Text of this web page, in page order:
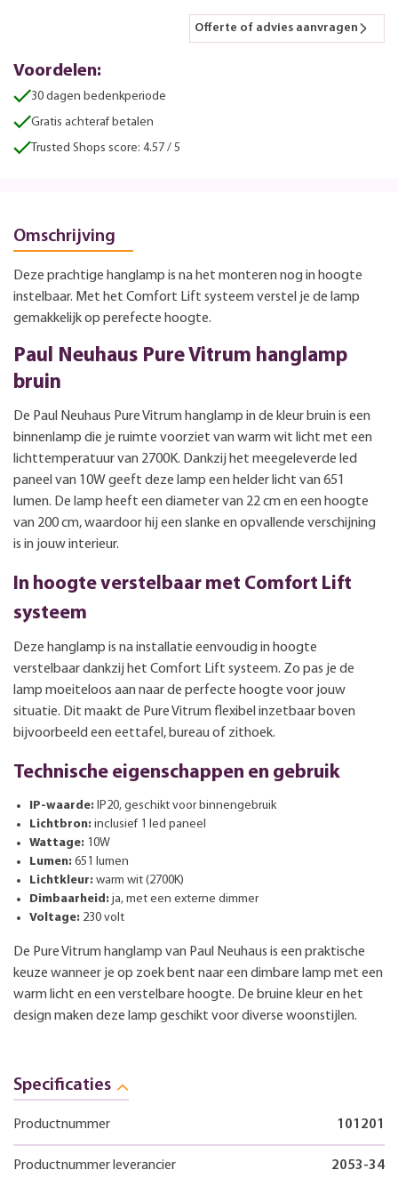
Offerte of advies aanvragen
Voordelen:
30 dagen bedenkperiode
Gratis achteraf betalen
Trusted Shops score: 4.57 / 5
Omschrijving
Deze prachtige hanglamp is na het monteren nog in hoogte
instelbaar. Met het Comfort Lift systeem verstel je de lamp
gemakkelijk op perefecte hoogte.
Paul Neuhaus Pure Vitrum hanglamp
bruin
De Paul Neuhaus Pure Vitrum hanglamp in de kleur bruin is een
binnenlamp die je ruimte voorziet van warm wit licht met een
lichttemperatuur van 2700K. Dankzij het meegeleverde led
paneel van 10W geeft deze lamp een helder licht van 651
lumen. De lamp heeft een diameter van 22 cm en een hoogte
van 200 cm, waardoor hij een slanke en opvallende verschijning
is in jouw interieur.
In hoogte verstelbaar met Comfort Lift
systeem
Deze hanglamp is na installatie eenvoudig in hoogte
verstelbaar dankzij het Comfort Lift systeem. Zo pas je de
lamp moeiteloos aan naar de perfecte hoogte voor jouw
situatie. Dit maakt de Pure Vitrum flexibel inzetbaar boven
bijvoorbeeld een eettafel, bureau of zithoek.
Technische eigenschappen en gebruik
IP-waarde: IP20, geschikt voor binnengebruik
Lichtbron: inclusief 1 led paneel
Wattage: 10W
Lumen: 651 lumen
Lichtkleur: warm wit (2700K)
Dimbaarheid: ja, met een externe dimmer
Voltage: 230 volt
De Pure Vitrum hanglamp van Paul Neuhaus is een praktische
keuze wanneer je op zoek bent naar een dimbare lamp met een
warm licht en een verstelbare hoogte. De bruine kleur en het
design maken deze lamp geschikt voor diverse woonstijlen.
Specificaties
Productnummer 101201
Productnummer leverancier 2053-34